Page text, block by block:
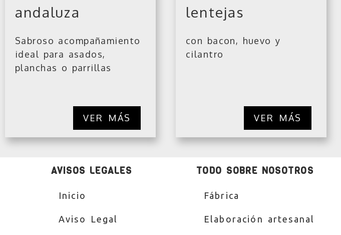
andaluza
Sabroso acompañamiento
ideal para asados,
planchas o parrillas
VER MÁS
lentejas
con bacon, huevo y
cilantro
VER MÁS
AVISOS LEGALES
Inicio
Aviso Legal
TODO SOBRE NOSOTROS
Fábrica
Elaboración artesanal